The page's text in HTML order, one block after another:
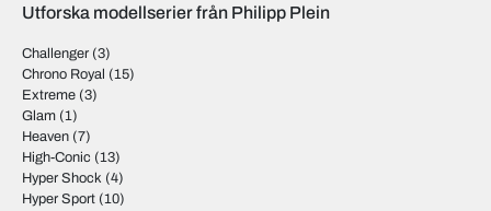
Utforska modellserier från Philipp Plein
Challenger (3)
Chrono Royal (15)
Extreme (3)
Glam (1)
Heaven (7)
High-Conic (13)
Hyper Shock (4)
Hyper Sport (10)